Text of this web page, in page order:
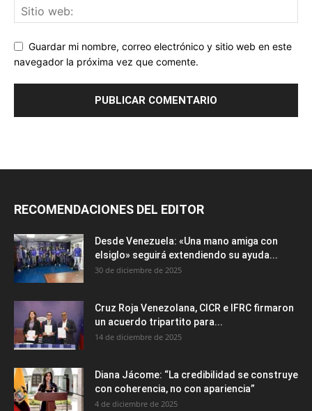
Guardar mi nombre, correo electrónico y sitio web en este
navegador la próxima vez que comente.
RECOMENDACIONES DEL EDITOR
Desde Venezuela: «Una mano amiga con
elsiglo» seguirá extendiendo su ayuda...
30 de diciembre de 2025
Cruz Roja Venezolana, CICR e IFRC firmaron
un acuerdo tripartito para...
14 de diciembre de 2025
Diana Jácome: “La credibilidad se construye
con coherencia, no con apariencia”
4 de diciembre de 2025